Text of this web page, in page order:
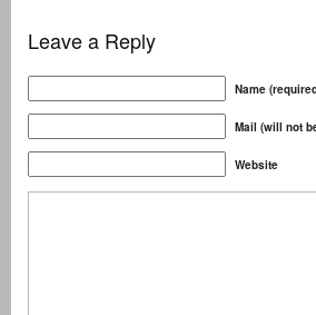
Leave a Reply
Name
Mail (will not
Website